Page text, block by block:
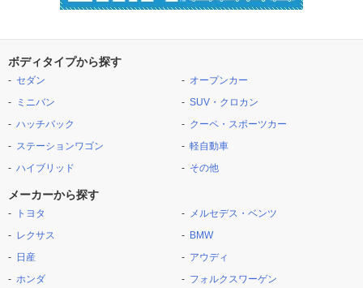
ボディタイプから探す
セダン
ミニバン
ハッチバック
ステーションワゴン
ハイブリッド
オープンカー
SUV・クロカン
クーペ・スポーツカー
軽自動車
その他
メーカーから探す
トヨタ
レクサス
日産
ホンダ
メルセデス・ベンツ
BMW
アウディ
フォルクスワーゲン